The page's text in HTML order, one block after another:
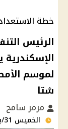
خطة
الرئيس
لموسم
شتا
مرمر سامح
الخميس 31/يوليو/2025 - 01:39 م